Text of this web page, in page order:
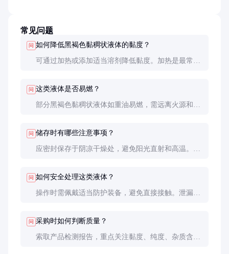
常见问题
问 如何降低黑褐色黏稠状液体的黏度？
可通过加热或添加适当溶剂降低黏度。加热是最常见
问 这类液体是否易燃？
部分黑褐色黏稠状液体如重油易燃，需远离火源和高
问 储存时有哪些注意事项？
应密封保存于阴凉干燥处，避免阳光直射和高温。定
问 如何安全处理这类液体？
操作时需佩戴适当防护装备，避免直接接触。泄漏时
问 采购时如何判断质量？
索取产品检测报告，重点关注黏度、纯度、杂质含量